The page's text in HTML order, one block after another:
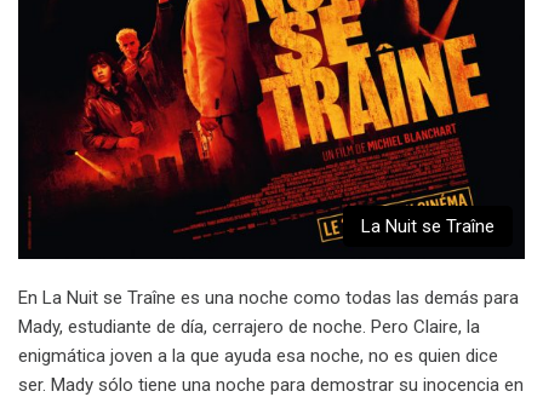
La Nuit se Traîne
En La Nuit se Traîne es una noche como todas las demás para
Mady, estudiante de día, cerrajero de noche. Pero Claire, la
enigmática joven a la que ayuda esa noche, no es quien dice
ser. Mady sólo tiene una noche para demostrar su inocencia en